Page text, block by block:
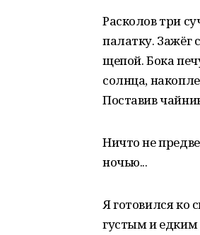
Расколов три
палатку. Зажёг
щепой. Бока
солнца,
Поставив
Ничто не
ночью...
Я готовился ко
густым и едким